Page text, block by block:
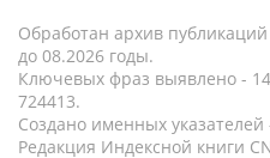
Обработан архив
до 08.2026 годы.
Ключевых фраз выявлено -
724413.
Создано именных указателей
Редакция Индексной книги